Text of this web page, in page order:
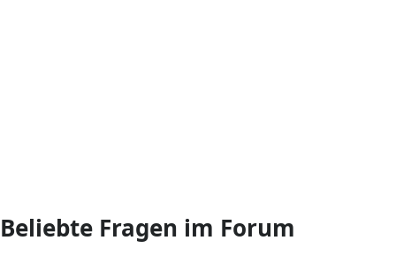
Beliebte Fragen im Forum